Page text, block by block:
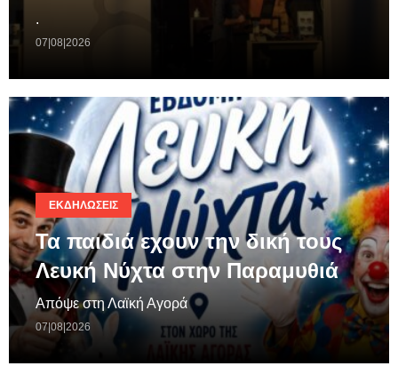
.
07|08|2026
ΕΚΔΗΛΏΣΕΙΣ
Τα παιδιά εχουν την δική τους
Λευκή Νύχτα στην Παραμυθιά
Απόψε στη Λαϊκή Αγορά
07|08|2026